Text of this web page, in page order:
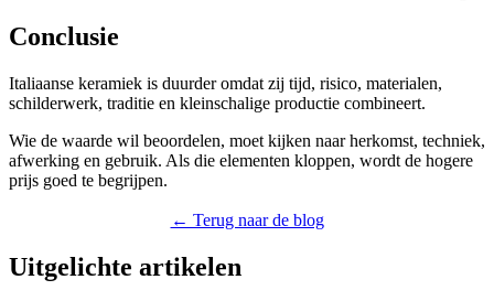
Conclusie
Italiaanse keramiek is duurder omdat zij tijd, risico, materialen,
schilderwerk, traditie en kleinschalige productie combineert.
Wie de waarde wil beoordelen, moet kijken naar herkomst, techniek,
afwerking en gebruik. Als die elementen kloppen, wordt de hogere
prijs goed te begrijpen.
← Terug naar de blog
Uitgelichte artikelen